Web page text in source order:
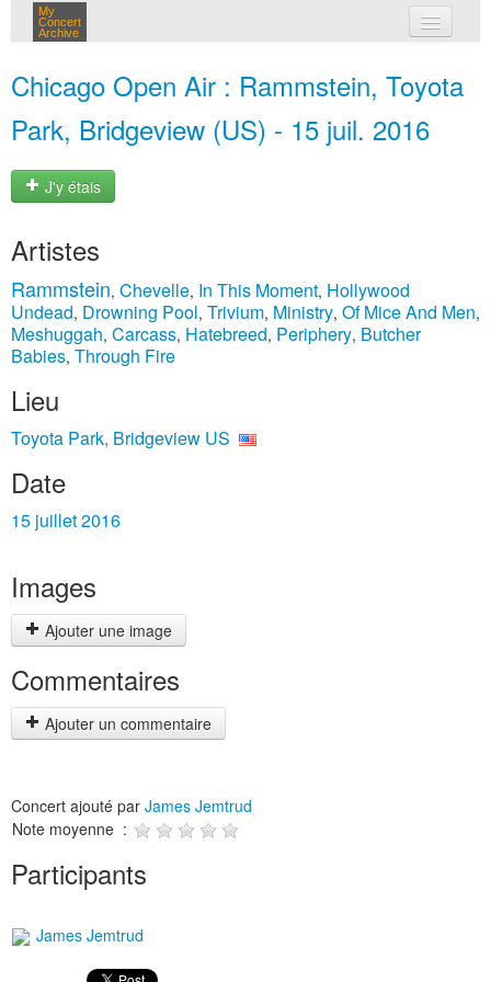
My
Concert
Archive
Chicago Open Air : Rammstein, Toyota
Park, Bridgeview (US) - 15 juil. 2016
J'y étais
Artistes
Rammstein, Chevelle, In This Moment, Hollywood
Undead, Drowning Pool, Trivium, Ministry, Of Mice And Men,
Meshuggah, Carcass, Hatebreed, Periphery, Butcher
Babies, Through Fire
Lieu
Toyota Park, Bridgeview US
Date
15 juillet 2016
Images
Ajouter une image
Commentaires
Ajouter un commentaire
Concert ajouté par James Jemtrud
Note moyenne :
Participants
James Jemtrud